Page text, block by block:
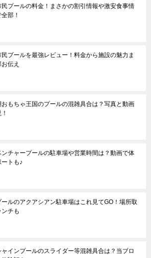
民プールの料金！まさかの割引情報や激安食事情
部！
民プールを最強レビュー！料金から施設の魅力ま
伝え
おもちゃ王国のプールの混雑具合は？写真と動画
ンチャープールの駐車場や営業時間は？動画で体
トも♪
ールのアクアシアン駐車場はこれ見てGO！場所取
ンチも
ャインプールのスライダー等混雑具合は？当ブロ